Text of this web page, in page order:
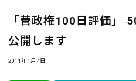
「菅政権100日評価」
公開します
2011年1月4日